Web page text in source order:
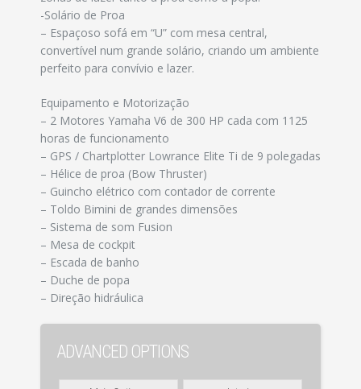
-Solário de Proa
– Espaçoso sofá em “U” com mesa central,
convertível num grande solário, criando um ambiente
perfeito para convívio e lazer.
Equipamento e Motorização
– 2 Motores Yamaha V6 de 300 HP cada com 1125
horas de funcionamento
– GPS / Chartplotter Lowrance Elite Ti de 9 polegadas
– Hélice de proa (Bow Thruster)
– Guincho elétrico com contador de corrente
– Toldo Bimini de grandes dimensões
– Sistema de som Fusion
– Mesa de cockpit
– Escada de banho
– Duche de popa
– Direção hidráulica
ADVANCED OPTIONS